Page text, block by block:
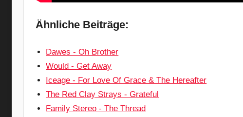
Ähnliche Beiträge:
Dawes - Oh Brother
Would - Get Away
Iceage - For Love Of Grace & The Hereafter
The Red Clay Strays - Grateful
Family Stereo - The Thread